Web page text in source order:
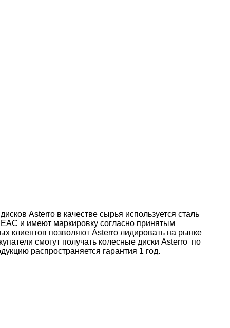
Asterro в качестве сырья используется сталь
и имеют маркировку согласно принятым
клиентов позволяют Asterro лидировать на рынке
смогут получать колесные диски Asterro по
распространяется гарантия 1 год.